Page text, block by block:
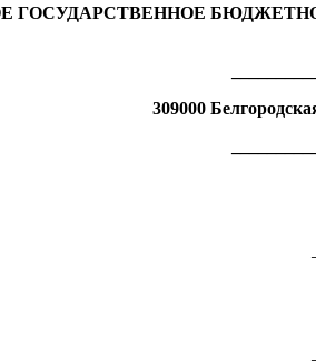
ГОСУДАРСТВЕННОЕ
309000